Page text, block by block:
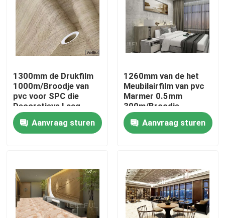
Factory Tour
Quality Control
Contact Us
Request A Quote
Pvc-Drukfilm
Pvc lamineerde Film
1300mm de Drukfilm
1000m/Broodje van
pvc voor SPC die
Decoratieve Laag
vloeren
Aanvraag sturen
1260mm van de het
Meubilairfilm van pvc
Marmer 0.5mm
300m/Broodje
Aanvraag sturen